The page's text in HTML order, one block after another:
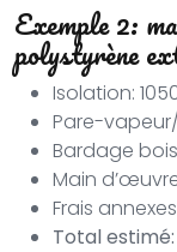
Exemple 2:
polystyrène
Isolation:
Pare-
Bardage
Main
Frais
Total